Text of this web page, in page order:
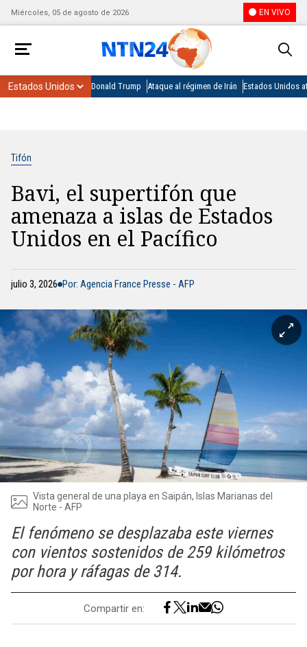
Miércoles, 05 de agosto de 2026 EN VIVO
Donald Trump Ataque al régimen de Irán Estados Unidos
Tifón
Bavi, el supertifón que
amenaza a islas de Estados
Unidos en el Pacífico
julio 3, 2026 Por: Agencia France Presse - AFP
Vista general de una playa en Saipán, Islas Marianas del
Norte - AFP
El fenómeno se desplazaba este viernes
con vientos sostenidos de 259 kilómetros
por hora y ráfagas de 314.
Compartir en: